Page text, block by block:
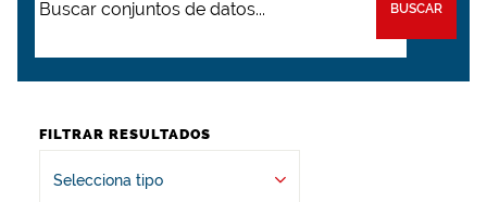
BUSCAR
FILTRAR RESULTADOS
Selecciona tipo